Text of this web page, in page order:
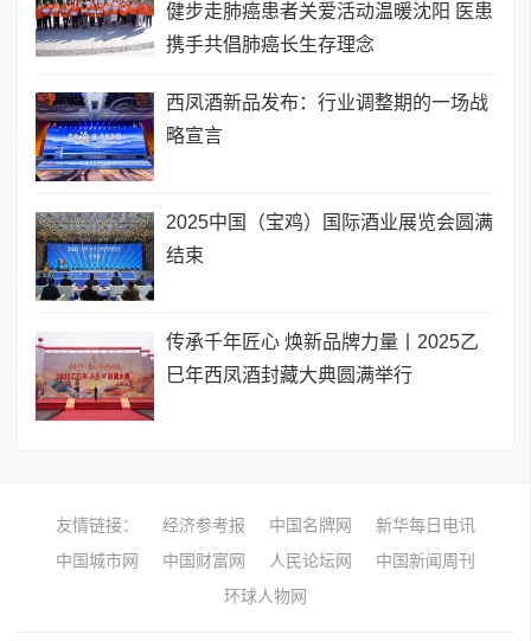
健步走肺癌患者关爱活动温暖沈阳 医患
携手共倡肺癌长生存理念
西凤酒新品发布：行业调整期的一场战
略宣言
2025中国（宝鸡）国际酒业展览会圆满
结束
传承千年匠心 焕新品牌力量丨2025乙
巳年西凤酒封藏大典圆满举行
友情链接： 经济参考报 中国名牌网
新华每日电讯
中国城市网
中国财富网 人民论坛网
中国新闻周刊
环球人物网